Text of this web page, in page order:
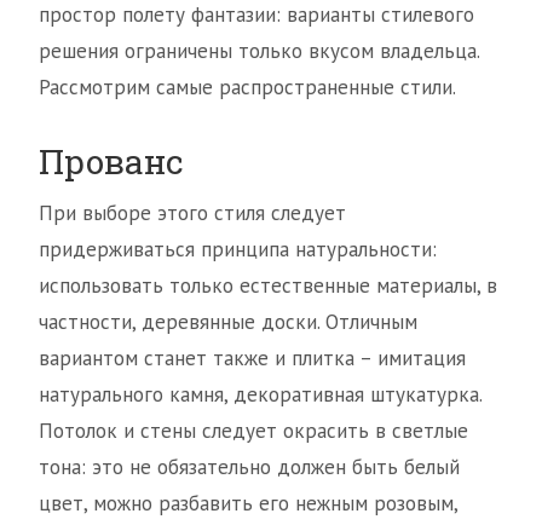
простор полету фантазии: варианты стилевого
решения ограничены только вкусом владельца.
Рассмотрим самые распространенные стили.
Прованс
При выборе этого стиля следует
придерживаться принципа натуральности:
использовать только естественные материалы, в
частности, деревянные доски. Отличным
вариантом станет также и плитка – имитация
натурального камня, декоративная штукатурка.
Потолок и стены следует окрасить в светлые
тона: это не обязательно должен быть белый
цвет, можно разбавить его нежным розовым,